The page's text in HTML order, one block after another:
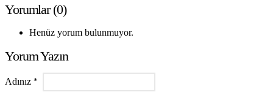
Yorumlar (0)
Henüz yorum bulunmuyor.
Yorum Yazın
Adınız